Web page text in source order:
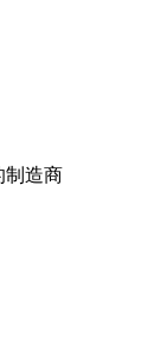
制造商